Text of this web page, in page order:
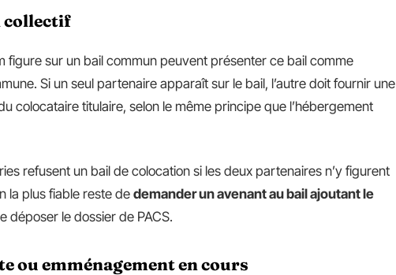
collectif
figure sur un bail commun peuvent présenter ce bail comme
Si un seul partenaire apparaît sur le bail, l’autre doit fournir une
colocataire titulaire, selon le même principe que l’hébergement
refusent un bail de colocation si les deux partenaires n’y figurent
la plus fiable reste de demander un avenant au bail ajoutant le
déposer le dossier de PACS.
ou emménagement en cours